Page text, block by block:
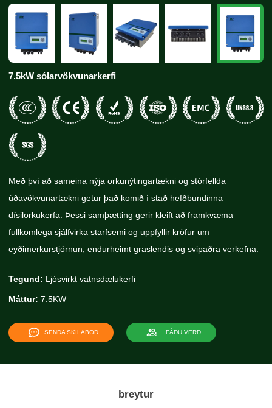
7.5kW sólarvökvunarkerfi
Með því að sameina nýja orkunýtingartækni og stórfellda
úðavökvunartækni getur það komið í stað hefðbundinna
dísilorkukerfa. Þessi samþætting gerir kleift að framkvæma
fullkomlega sjálfvirka starfsemi og uppfyllir kröfur um
eyðimerkurstjórnun, endurheimt graslendis og svipaðra verkefna.
Tegund: Ljósvirkt vatnsdælukerfi
Máttur: 7.5KW
SENDA SKILABOÐ FÁÐU VERÐ
breytur